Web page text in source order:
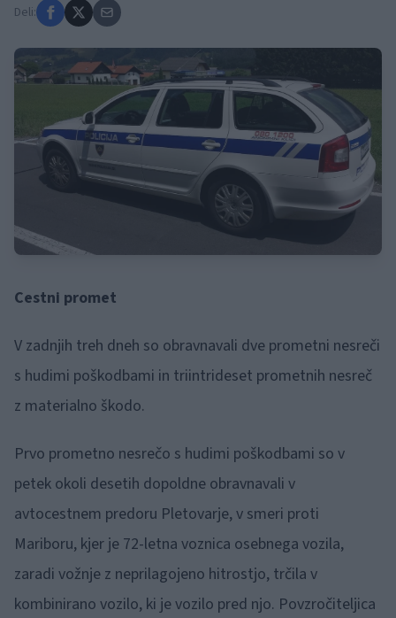
Deli:
Cestni promet
V zadnjih treh dneh so obravnavali dve prometni nesreči
s hudimi poškodbami in triintrideset prometnih nesreč
z materialno škodo.
Prvo prometno nesrečo s hudimi poškodbami so v
petek okoli desetih dopoldne obravnavali v
avtocestnem predoru Pletovarje, v smeri proti
Mariboru, kjer je 72-letna voznica osebnega vozila,
zaradi vožnje z neprilagojeno hitrostjo, trčila v
kombinirano vozilo, ki je vozilo pred njo. Povzročiteljica